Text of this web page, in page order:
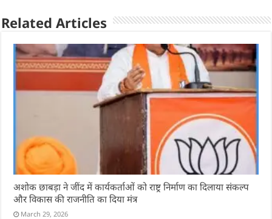
Related Articles
अशोक छाबड़ा ने जींद में कार्यकर्ताओं को राष्ट्र निर्माण का दिलाया संकल्प
और विकास की राजनीति का दिया मंत्र
March 29, 2026